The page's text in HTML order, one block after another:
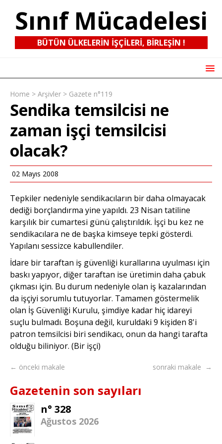
Sınıf Mücadelesi
BÜTÜN ÜLKELERIN IŞÇILERI, BIRLEŞIN !
Home > Arşivler > Gazete n°119
Sendika temsilcisi ne
zaman işçi temsilcisi
olacak?
02 Mayıs 2008
Tepkiler nedeniyle sendikacıların bir daha olmayacak
dediği borçlandırma yine yapıldı. 23 Nisan tatiline
karşılık bir cumartesi günü çalıştırıldık. İşçi bu kez ne
sendikacılara ne de başka kimseye tepki gösterdi.
Yapılanı sessizce kabullendiler.
İdare bir taraftan iş güvenliği kurallarına uyulması için
baskı yapıyor, diğer taraftan ise üretimin daha çabuk
çıkması için. Bu durum nedeniyle olan iş kazalarından
da işçiyi sorumlu tutuyorlar. Tamamen göstermelik
olan İş Güvenliği Kurulu, şimdiye kadar hiç idareyi
suçlu bulmadı. Boşuna değil, kuruldaki 9 kişiden 8'i
patron temsilcisi biri sendikacı, onun da hangi tarafta
olduğu biliniyor. (Bir işçi)
← önceki makale sonraki makale →
Gazetenin son sayıları
n° 328
Ağustos 2026